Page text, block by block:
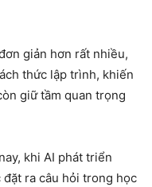
giản hơn rất nhiều,
thức lập trình, khiến
giữ tầm quan trọng
khi AI phát triển
ra câu hỏi trong học